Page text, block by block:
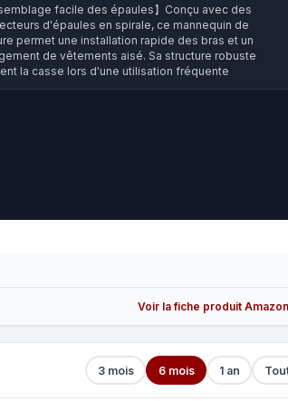
facile des épaules】Conçu avec des
d'épaules en spirale, ce mannequin de
permet une installation rapide des bras et un
de vêtements aisé. Sa structure robuste
la casse lors d'une utilisation fréquente
Voir la fiche produit
3 mois 6 mois 1 an